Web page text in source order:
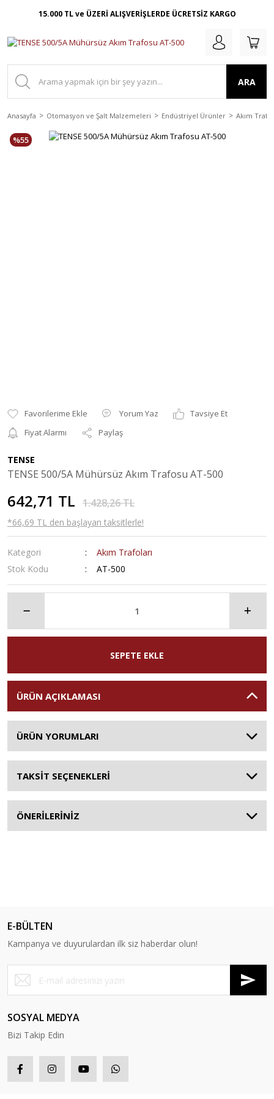
15.000 TL ve ÜZERİ ALIŞVERİŞLERDE ÜCRETSİZ KARGO
ARA
Anasayfa Otomasyon ve Şalt Malzemeleri Endüstriyel Ürünler Akım
%55
Yorum Yaz
Tavsiye Et
Fiyat Alarmı
Paylaş
TENSE
TENSE 500/5A Mühürsüz Akım Trafosu AT-500
642,71 TL 1.428,26 TL
*66,69 TL den başlayan taksitlerle!
Kategori
Akım Trafoları
Stok Kodu
AT-500
SEPETE EKLE
ÜRÜN AÇIKLAMASI
ÜRÜN YORUMLARI
TAKSİT SEÇENEKLERİ
ÖNERİLERİNİZ
E-BÜLTEN
Kampanya ve duyurulardan ilk siz haberdar olun!
SOSYAL MEDYA
Bizi Takip Edin